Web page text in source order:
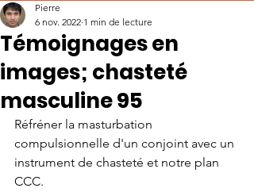
Témoignages en
images; chasteté
masculine 95
Pierre
6 nov. 2022 1 min de lecture
Réfréner la masturbation
compulsionnelle d'un conjoint avec un
instrument de chasteté et notre plan
CCC.